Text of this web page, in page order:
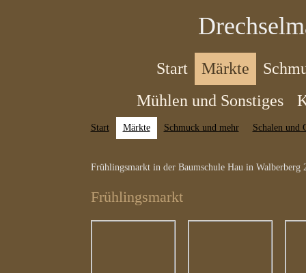
Start Märkte
Mühlen und Sonstiges
Start Märkte Schmuck und mehr Schalen und
Frühlingsmarkt in der Baumschule Hau in Walberberg
Frühlingsmarkt